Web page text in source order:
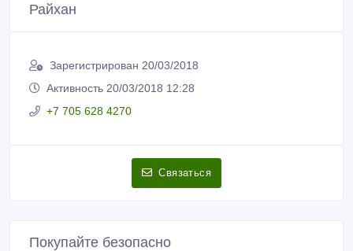
Райхан
Зарегистрирован 20/03/2018
Активность 20/03/2018 12:28
+7 705 628 4270
Связаться
Покупайте безопасно